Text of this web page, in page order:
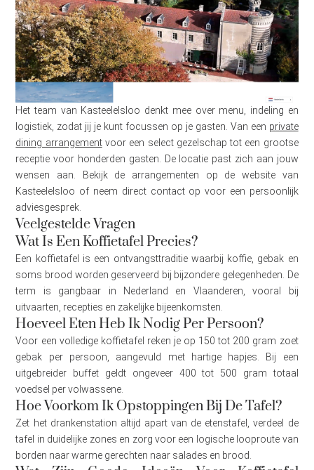
Het team van Kasteelelsloo denkt mee over menu, indeling en
logistiek, zodat jij je kunt focussen op je gasten. Van een private
dining arrangementvoor een select gezelschap tot een grootse
receptie voor honderden gasten. De locatie past zich aan jouw
wensen aan. Bekijk de arrangementen op de website van
Kasteelelsloo of neem direct contact op voor een persoonlijk
adviesgesprek.
Veelgestelde Vragen
Wat Is Een Koffietafel Precies?
Een koffietafel is een ontvangsttraditie waarbij koffie, gebak en
soms brood worden geserveerd bij bijzondere gelegenheden. De
term is gangbaar in Nederland en Vlaanderen, vooral bij
uitvaarten, recepties en zakelijke bijeenkomsten.
Hoeveel Eten Heb Ik Nodig Per Persoon?
Voor een volledige koffietafel reken je op 150 tot 200 gram zoet
gebak per persoon, aangevuld met hartige hapjes. Bij een
uitgebreider buffet geldt ongeveer 400 tot 500 gram totaal
voedsel per volwassene.
Hoe Voorkom Ik Opstoppingen Bij De Tafel?
Zet het drankenstation altijd apart van de etenstafel, verdeel de
tafel in duidelijke zones en zorg voor een logische looproute van
borden naar warme gerechten naar salades en brood.